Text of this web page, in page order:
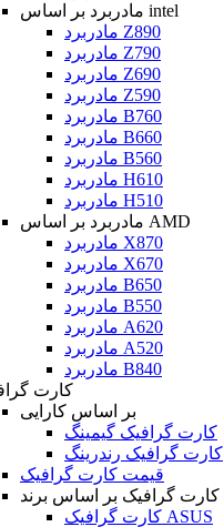
مادربرد بر اساس intel
مادربرد Z890
مادربرد Z790
مادربرد Z690
مادربرد Z590
مادربرد B760
مادربرد B660
مادربرد B560
مادربرد H610
مادربرد H510
مادربرد بر اساس AMD
مادربرد X870
مادربرد X670
مادربرد B650
مادربرد B550
مادربرد A620
مادربرد A520
مادربرد B840
کارت
بر اساس کارایی
کارت گرافیک گیمینگ
کارت گرافیک رندرینگ
قیمت کارت گرافیک
کارت گرافیک بر اساس برند
کارت گرافیک ASUS